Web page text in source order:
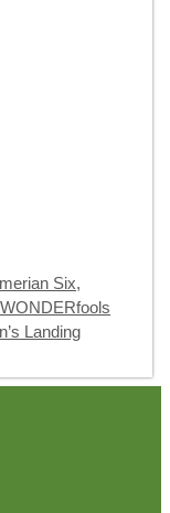
Six,
Landing